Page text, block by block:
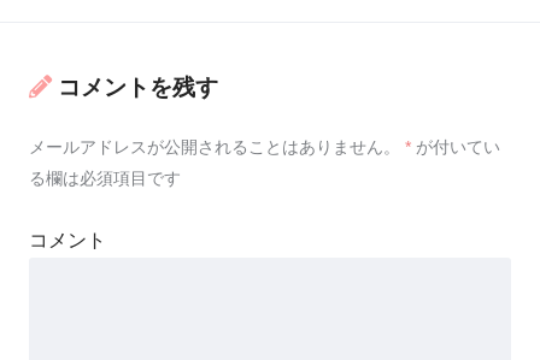
コメントを残す
メールアドレスが公開されることはありません。 * が付いてい
る欄は必須項目です
コメント